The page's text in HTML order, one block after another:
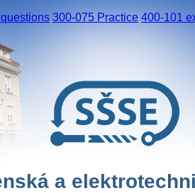
300-075 Practice 400-101
a